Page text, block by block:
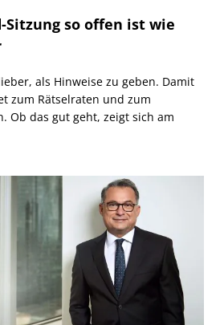
Sitzung so offen ist wie
als Hinweise zu geben. Damit
Ob das gut geht, zeigt sich am